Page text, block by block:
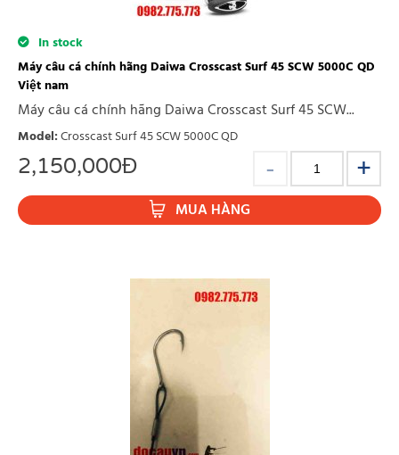
In stock
Máy câu cá chính hãng Daiwa Crosscast Surf 45 SCW 5000C QD
Việt nam
Máy câu cá chính hãng Daiwa Crosscast Surf 45 SCW...
Model:Crosscast Surf 45 SCW 5000C QD
2,150,000Đ
MUA HÀNG